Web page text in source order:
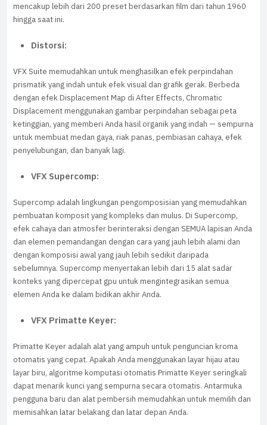
mencakup lebih dari 200 preset berdasarkan film dari tahun 1960
hingga saat ini.
Distorsi:
VFX Suite memudahkan untuk menghasilkan efek perpindahan
prismatik yang indah untuk efek visual dan grafik gerak. Berbeda
dengan efek Displacement Map di After Effects, Chromatic
Displacement menggunakan gambar perpindahan sebagai peta
ketinggian, yang memberi Anda hasil organik yang indah — sempurna
untuk membuat medan gaya, riak panas, pembiasan cahaya, efek
penyelubungan, dan banyak lagi.
VFX Supercomp:
Supercomp adalah lingkungan pengomposisian yang memudahkan
pembuatan komposit yang kompleks dan mulus. Di Supercomp,
efek cahaya dan atmosfer berinteraksi dengan SEMUA lapisan Anda
dan elemen pemandangan dengan cara yang jauh lebih alami dan
dengan komposisi awal yang jauh lebih sedikit daripada
sebelumnya. Supercomp menyertakan lebih dari 15 alat sadar
konteks yang dipercepat gpu untuk mengintegrasikan semua
elemen Anda ke dalam bidikan akhir Anda.
VFX Primatte Keyer:
Primatte Keyer adalah alat yang ampuh untuk penguncian kroma
otomatis yang cepat. Apakah Anda menggunakan layar hijau atau
layar biru, algoritme komputasi otomatis Primatte Keyer seringkali
dapat menarik kunci yang sempurna secara otomatis. Antarmuka
pengguna baru dan alat pembersih memudahkan untuk memilih dan
memisahkan latar belakang dan latar depan Anda.